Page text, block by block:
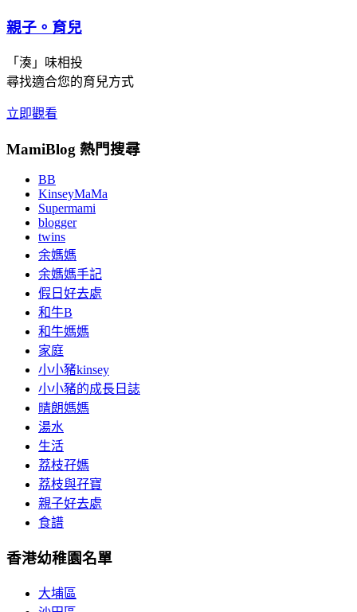
親子。育兒
「湊」味相投
尋找適合您的育兒方式
立即觀看
MamiBlog 熱門搜尋
BB
KinseyMaMa
Supermami
blogger
twins
余媽媽
余媽媽手記
假日好去處
和牛B
和牛媽媽
家庭
小小豬kinsey
小小豬的成長日誌
晴朗媽媽
湯水
生活
荔枝孖媽
荔枝與孖寶
親子好去處
食譜
香港幼稚園名單
大埔區